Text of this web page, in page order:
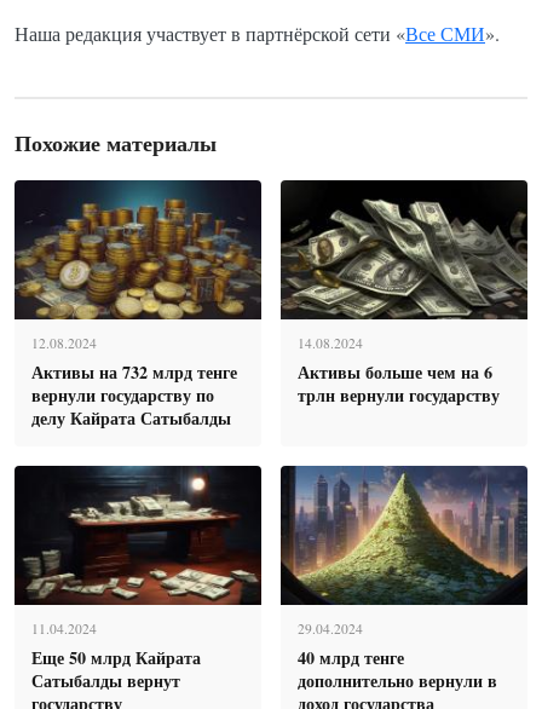
Наша редакция участвует в партнёрской сети «Все СМИ».
Похожие материалы
12.08.2024
Активы на 732 млрд тенге
вернули государству по
делу Кайрата Сатыбалды
14.08.2024
Активы больше чем на 6
трлн вернули государству
11.04.2024
Еще 50 млрд Кайрата
Сатыбалды вернут
государству
29.04.2024
40 млрд тенге
дополнительно вернули в
доход государства